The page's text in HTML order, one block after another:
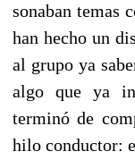
sonaban temas
han hecho un
al grupo ya
algo que ya
terminó de
hilo conductor: